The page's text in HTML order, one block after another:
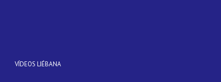
VÍDEOS LIÉBANA